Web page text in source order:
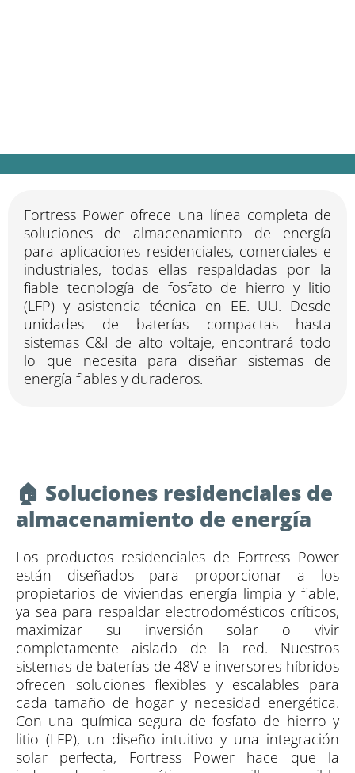
Fortress Power ofrece una línea completa de
soluciones de almacenamiento de energía
para aplicaciones residenciales, comerciales e
industriales, todas ellas respaldadas por la
fiable tecnología de fosfato de hierro y litio
(LFP) y asistencia técnica en EE. UU. Desde
unidades de baterías compactas hasta
sistemas C&I de alto voltaje, encontrará todo
lo que necesita para diseñar sistemas de
energía fiables y duraderos.
🏠 Soluciones residenciales de
almacenamiento de energía
Los productos residenciales de Fortress Power
están diseñados para proporcionar a los
propietarios de viviendas energía limpia y fiable,
ya sea para respaldar electrodomésticos críticos,
maximizar su inversión solar o vivir
completamente aislado de la red. Nuestros
sistemas de baterías de 48V e inversores híbridos
ofrecen soluciones flexibles y escalables para
cada tamaño de hogar y necesidad energética.
Con una química segura de fosfato de hierro y
litio (LFP), un diseño intuitivo y una integración
solar perfecta, Fortress Power hace que la